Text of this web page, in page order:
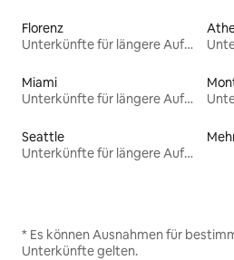
Florenz
Unterkünfte für längere Aufenthalte
Miami
Unterkünfte für längere Aufenthalte
Seattle
Unterkünfte für längere Aufenthalte
* Es können Ausnahmen für
Unterkünfte gelten.